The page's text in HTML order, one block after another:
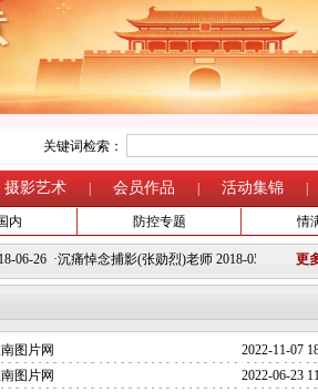
关键词检索：
摄影艺术 会员作品 活动集锦
内 防控专题 情
26 ·沉痛悼念捕影(张勋烈)老师2018-05-25· 关于组建
更
图片网
2022-11-07
图片网
2022-06-23